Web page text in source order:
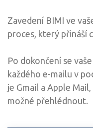
Zavedení BIMI ve
proces, který přináší
Po dokončení se
každého e-mailu v
je Gmail a Apple
možné přehlédnout.